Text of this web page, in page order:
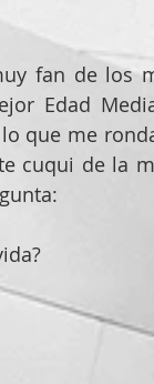
fan de los
Edad
que me
cuqui de la